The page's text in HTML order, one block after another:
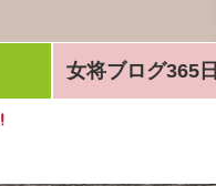
女将ブログ365日